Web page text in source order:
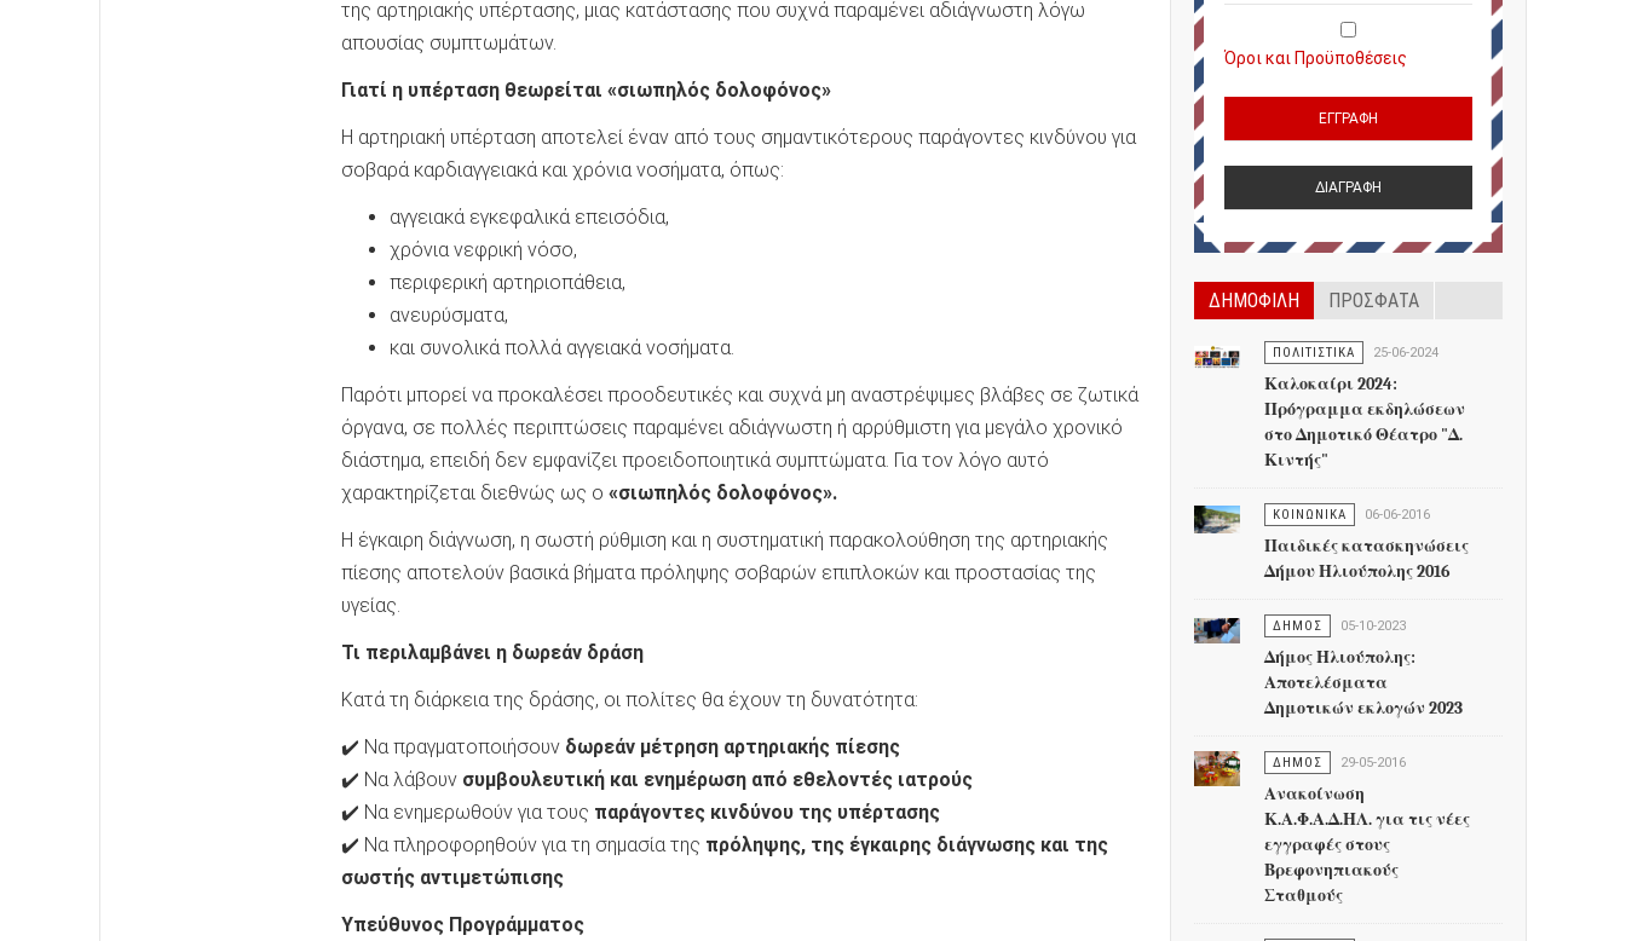
της αρτηριακής υπέρτασης, μιας κατάστασης που συχνά παραμένει αδιάγνωστη λόγω
απουσίας συμπτωμάτων.
Γιατί η υπέρταση θεωρείται «σιωπηλός δολοφόνος»
Η αρτηριακή υπέρταση αποτελεί έναν από τους σημαντικότερους παράγοντες κινδύνου για
σοβαρά καρδιαγγειακά και χρόνια νοσήματα, όπως:
αγγειακά εγκεφαλικά επεισόδια,
χρόνια νεφρική νόσο,
περιφερική αρτηριοπάθεια,
ανευρύσματα,
και συνολικά πολλά αγγειακά νοσήματα.
Παρότι μπορεί να προκαλέσει προοδευτικές και συχνά μη αναστρέψιμες βλάβες σε ζωτικά
όργανα, σε πολλές περιπτώσεις παραμένει αδιάγνωστη ή αρρύθμιστη για μεγάλο χρονικό
διάστημα, επειδή δεν εμφανίζει προειδοποιητικά συμπτώματα. Για τον λόγο αυτό
χαρακτηρίζεται διεθνώς ως ο «σιωπηλός δολοφόνος».
Η έγκαιρη διάγνωση, η σωστή ρύθμιση και η συστηματική παρακολούθηση της αρτηριακής
πίεσης αποτελούν βασικά βήματα πρόληψης σοβαρών επιπλοκών και προστασίας της
υγείας.
Τι περιλαμβάνει η δωρεάν δράση
Κατά τη διάρκεια της δράσης, οι πολίτες θα έχουν τη δυνατότητα:
✔️ Να πραγματοποιήσουν δωρεάν μέτρηση αρτηριακής πίεσης
✔️ Να λάβουν συμβουλευτική και ενημέρωση από εθελοντές ιατρούς
✔️ Να ενημερωθούν για τους παράγοντες κινδύνου της υπέρτασης
✔️ Να πληροφορηθούν για τη σημασία της πρόληψης, της έγκαιρης διάγνωσης και της
σωστής αντιμετώπισης
Υπεύθυνος Προγράμματος
Όροι και Προϋποθέσεις
ΔΗΜΟΦΙΛΗ ΠΡΟΣΦΑΤΑ
ΠΟΛΙΤΙΣΤΙΚΑ 25-06-2024
Καλοκαίρι 2024:
Πρόγραμμα εκδηλώσεων
στο Δημοτικό Θέατρο "Δ.
Κιντής"
ΚΟΙΝΩΝΙΚΑ 06-06-2016
Παιδικές κατασκηνώσεις
Δήμου Ηλιούπολης 2016
ΔΗΜΟΣ 05-10-2023
Δήμος Ηλιούπολης:
Αποτελέσματα
Δημοτικών εκλογών 2023
ΔΗΜΟΣ 29-05-2016
Ανακοίνωση
Κ.Α.Φ.Α.Δ.ΗΛ. για τις νέες
εγγραφές στους
Βρεφονηπιακούς
Σταθμούς